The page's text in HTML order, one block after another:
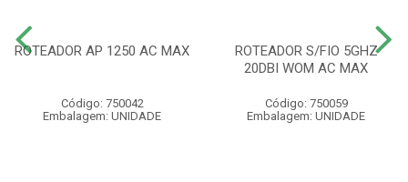
ROTEADOR AP 1250 AC MAX
Código: 750042
Embalagem: UNIDADE
ROTEADOR S/FIO 5GHZ
20DBI WOM AC MAX
Código: 750059
Embalagem: UNIDADE